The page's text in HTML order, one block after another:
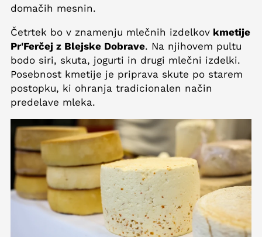
domačih mesnin.
Četrtek bo v znamenju mlečnih izdelkov kmetije
Pr'Ferčej z Blejske Dobrave. Na njihovem pultu
bodo siri, skuta, jogurti in drugi mlečni izdelki.
Posebnost kmetije je priprava skute po starem
postopku, ki ohranja tradicionalen način
predelave mleka.